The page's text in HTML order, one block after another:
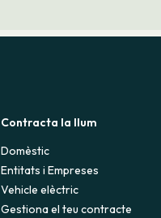
Contracta la llum
Domèstic
Entitats i Empreses
Vehicle elèctric
Gestiona el teu contracte